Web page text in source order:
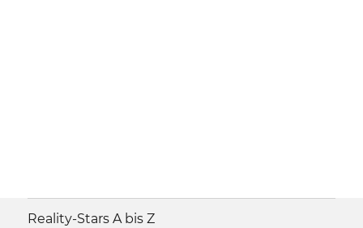
Reality-Stars A bis Z